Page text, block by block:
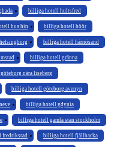
billiga hotell hultsfred
hua hin billiga hotell höör
billiga hotell härnösand
billiga hotell gränna
nära liseberg
billiga hotell göteborg avenyn
billiga hotell gdynia
billiga hotell gamla stan stockholm
billiga hotell fjällbacka